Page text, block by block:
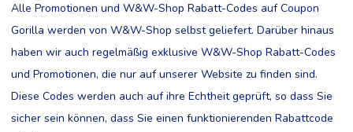
Alle Promotionen und W&W-Shop Rabatt-Codes auf Coupon
Gorilla werden von W&W-Shop selbst geliefert. Darüber hinaus
haben wir auch regelmäßig exklusive W&W-Shop Rabatt-Codes
und Promotionen, die nur auf unserer Website zu finden sind.
Diese Codes werden auch auf ihre Echtheit geprüft, so dass Sie
sicher sein können, dass Sie einen funktionierenden Rabattcode